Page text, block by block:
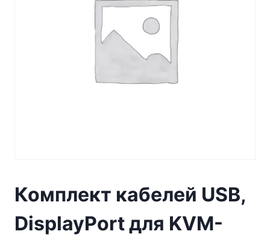
Комплект кабелей USB,
DisplayPort для KVM-